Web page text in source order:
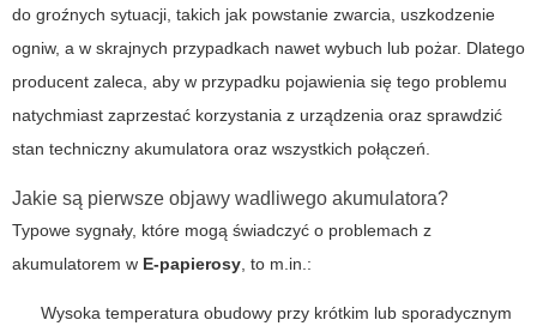
do groźnych sytuacji, takich jak powstanie zwarcia, uszkodzenie
ogniw, a w skrajnych przypadkach nawet wybuch lub pożar. Dlatego
producent zaleca, aby w przypadku pojawienia się tego problemu
natychmiast zaprzestać korzystania z urządzenia oraz sprawdzić
stan techniczny akumulatora oraz wszystkich połączeń.
Jakie są pierwsze objawy wadliwego akumulatora?
Typowe sygnały, które mogą świadczyć o problemach z
akumulatorem w E-papierosy, to m.in.:
Wysoka temperatura obudowy przy krótkim lub sporadycznym